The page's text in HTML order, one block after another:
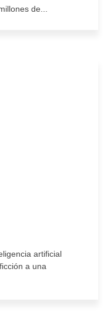
de...
artificial
a una